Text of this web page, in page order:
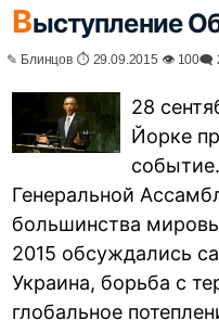
Выступление
✎ Блинцов ⏱ 29.09.2015 👁 100🗨
28
Йорке
Генеральной
большинства
2015 обсуждались
Украина, борьба с
глобальное